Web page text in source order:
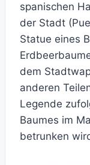
spanischen
der Stadt
Statue eines
dem
anderen
Legende
Baumes im
betrunken